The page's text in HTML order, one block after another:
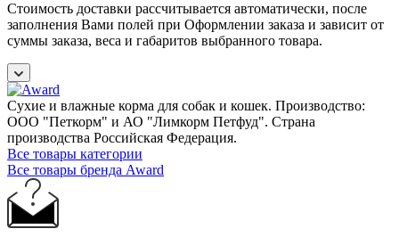
Стоимость доставки рассчитывается автоматически, после
заполнения Вами полей при Оформлении заказа и зависит от
суммы заказа, веса и габаритов выбранного товара.
Сухие и влажные корма для собак и кошек. Производство:
ООО "Петкорм" и АО "Лимкорм Петфуд". Страна
производства Российская Федерация.
Все товары категории
Все товары бренда Award